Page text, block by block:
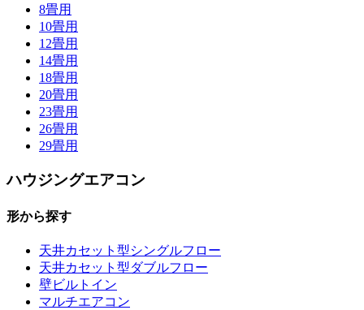
8畳用
10畳用
12畳用
14畳用
18畳用
20畳用
23畳用
26畳用
29畳用
ハウジングエアコン
形から探す
天井カセット型シングルフロー
天井カセット型ダブルフロー
壁ビルトイン
マルチエアコン